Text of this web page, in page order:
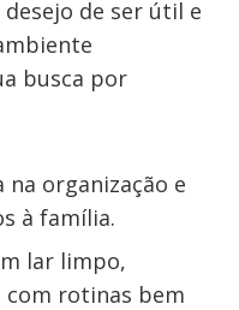
de ser útil e
busca por
na organização e
à família.
lar limpo,
com rotinas bem